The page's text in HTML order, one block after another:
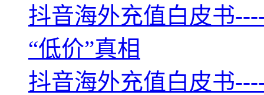
抖音海外充值白皮书
“低价”真相
抖音海外充值白皮书